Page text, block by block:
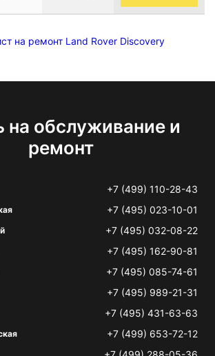
на ремонт Land Rover Discovery
на обслуживание и
ремонт
+7 (499) 110-28-43
+7 (495) 023-10-01
+7 (495) 032-08-22
+7 (495) 162-90-81
+7 (495) 085-74-61
+7 (495) 989-21-31
+7 (495) 431-63-63
+7 (499) 653-72-12